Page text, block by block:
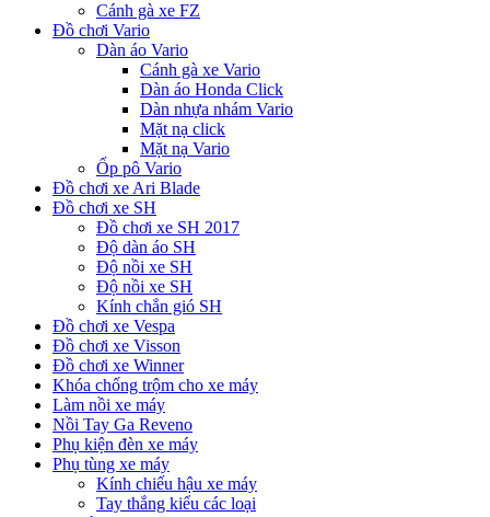
Cánh gà xe FZ
Đồ chơi Vario
Dàn áo Vario
Cánh gà xe Vario
Dàn áo Honda Click
Dàn nhựa nhám Vario
Mặt nạ click
Mặt nạ Vario
Ốp pô Vario
Đồ chơi xe Ari Blade
Đồ chơi xe SH
Đồ chơi xe SH 2017
Độ dàn áo SH
Độ nồi xe SH
Độ nồi xe SH
Kính chắn gió SH
Đồ chơi xe Vespa
Đồ chơi xe Visson
Đồ chơi xe Winner
Khóa chống trộm cho xe máy
Làm nồi xe máy
Nồi Tay Ga Reveno
Phụ kiện đèn xe máy
Phụ tùng xe máy
Kính chiếu hậu xe máy
Tay thắng kiểu các loại